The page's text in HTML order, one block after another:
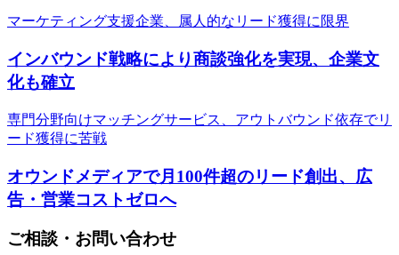
マーケティング支援企業、属人的なリード獲得に限界
インバウンド戦略により商談強化を実現、企業文
化も確立
専門分野向けマッチングサービス、アウトバウンド依存でリ
ード獲得に苦戦
オウンドメディアで月100件超のリード創出、広
告・営業コストゼロへ
ご相談・お問い合わせ